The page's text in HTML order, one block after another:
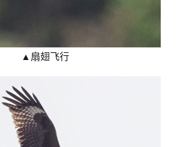
▲扇翅飞行